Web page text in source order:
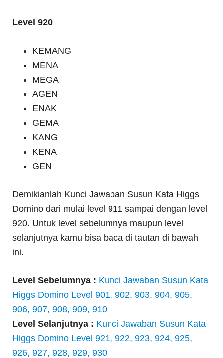
Level 920
KEMANG
MENA
MEGA
AGEN
ENAK
GEMA
KANG
KENA
GEN
Demikianlah Kunci Jawaban Susun Kata Higgs
Domino dari mulai level 911 sampai dengan level
920. Untuk level sebelumnya maupun level
selanjutnya kamu bisa baca di tautan di bawah
ini.
Level Sebelumnya : Kunci Jawaban Susun Kata
Higgs Domino Level 901, 902, 903, 904, 905,
906, 907, 908, 909, 910
Level Selanjutnya : Kunci Jawaban Susun Kata
Higgs Domino Level 921, 922, 923, 924, 925,
926, 927, 928, 929, 930